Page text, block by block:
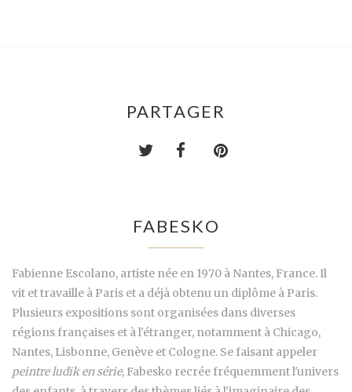
PARTAGER
FABESKO
Fabienne Escolano, artiste née en 1970 à Nantes, France. Il
vit et travaille à Paris et a déjà obtenu un diplôme à Paris.
Plusieurs expositions sont organisées dans diverses
régions françaises et à l'étranger, notamment à Chicago,
Nantes, Lisbonne, Genève et Cologne. Se faisant appeler
peintre ludik en série, Fabesko recrée fréquemment l'univers